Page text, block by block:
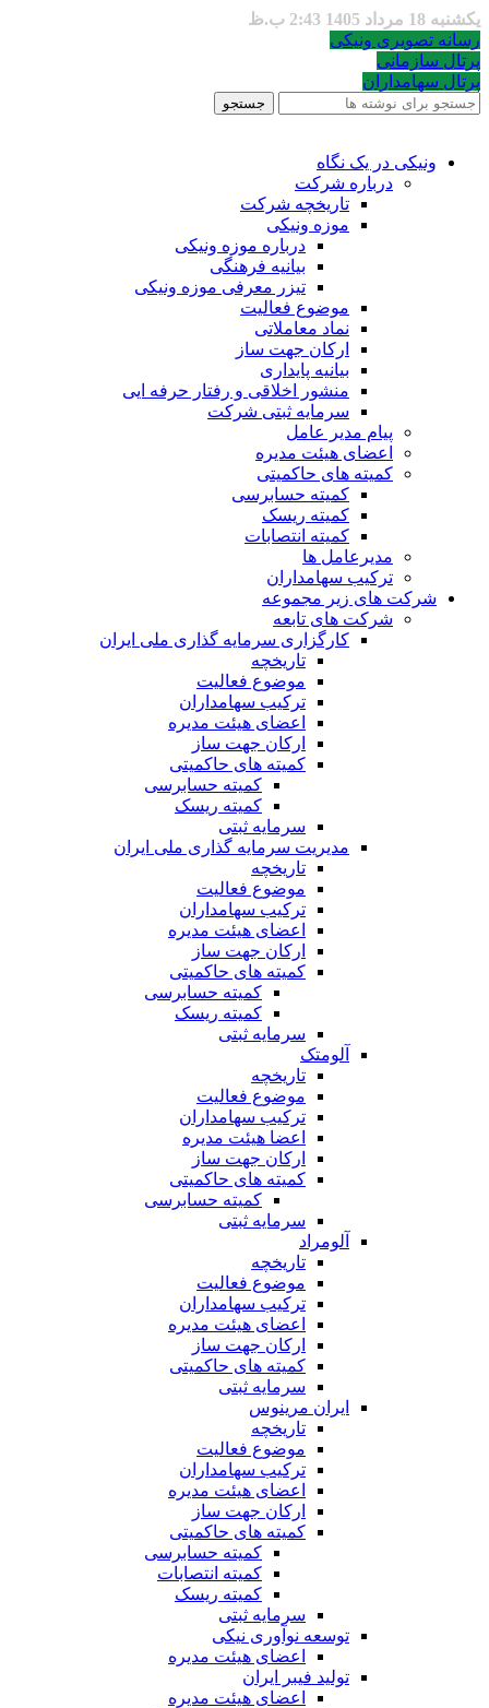
یکشنبه 18 مرداد 1405 2:43 ب.ظ
رسانه تصویری ونیکی
پرتال سازمانی
پرتال سهامداران
جستجو
ونیکی در یک نگاه
درباره شرکت
تاریخچه شرکت
موزه ونیکی
درباره موزه ونیکی
بیانیه فرهنگی
تیزر معرفی موزه ونیکی
موضوع فعالیت
نماد معاملاتی
ارکان جهت ساز
بیانیه پایداری
منشور اخلاقی و رفتار حرفه ایی
سرمایه ثبتی شرکت
پیام مدیر عامل
اعضای هیئت مدیره
کمیته های حاکمیتی
کمیته حسابرسی
کمیته ریسک
کمیته انتصابات
مدیرعامل ها
ترکیب سهامداران
شرکت های زیر مجموعه
شرکت های تابعه
کارگزاری سرمایه گذاری ملی ایران
تاریخچه
موضوع فعالیت
ترکیب سهامداران
اعضای هیئت مدیره
ارکان جهت ساز
کمیته های حاکمیتی
کمیته حسابرسی
کمیته ریسک
سرمایه ثبتی
مدیریت سرمایه گذاری ملی ایران
تاریخچه
موضوع فعالیت
ترکیب سهامداران
اعضای هیئت مدیره
ارکان جهت ساز
کمیته های حاکمیتی
کمیته حسابرسی
کمیته ریسک
سرمایه ثبتی
آلومتک
تاریخچه
موضوع فعالیت
ترکیب سهامداران
اعضا هیئت مدیره
ارکان جهت ساز
کمیته های حاکمیتی
کمیته حسابرسی
سرمایه ثبتی
آلومراد
تاریخچه
موضوع فعالیت
ترکیب سهامداران
اعضای هیئت مدیره
ارکان جهت ساز
کمیته های حاکمیتی
سرمایه ثبتی
ایران مرینوس
تاریخچه
موضوع فعالیت
ترکیب سهامداران
اعضای هیئت مدیره
ارکان جهت ساز
کمیته های حاکمیتی
کمیته حسابرسی
کمیته انتصابات
کمیته ریسک
سرمایه ثبتی
توسعه نوآوری نیکی
اعضای هیئت مدیره
تولید فیبر ایران
اعضای هیئت مدیره